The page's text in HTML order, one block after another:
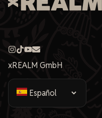
xREALM GmbH